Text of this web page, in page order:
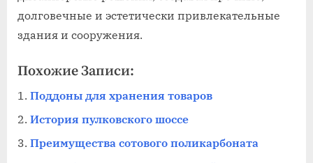
долговечные и эстетически привлекательные
здания и сооружения.
Похожие Записи:
Поддоны для хранения товаров
История пулковского шоссе
Преимущества сотового поликарбоната